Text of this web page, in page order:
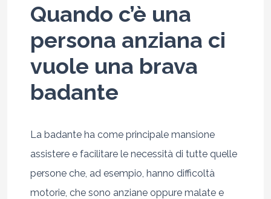
Quando c’è una
persona anziana ci
vuole una brava
badante
La badante ha come principale mansione
assistere e facilitare le necessità di tutte quelle
persone che, ad esempio, hanno difficoltà
motorie, che sono anziane oppure malate e